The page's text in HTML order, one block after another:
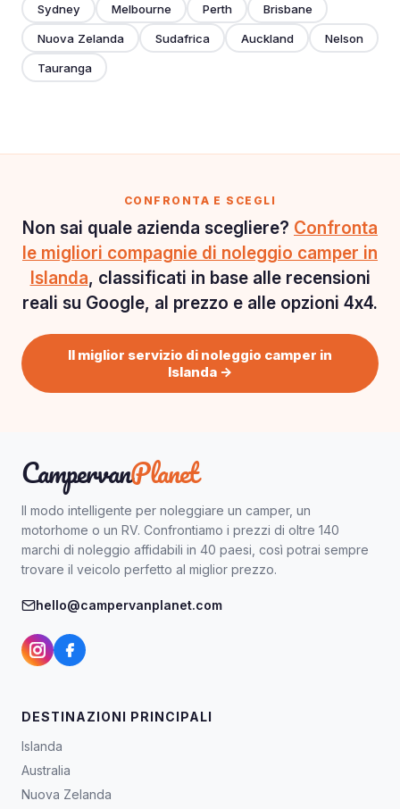
Sydney Melbourne Perth Brisbane
Nuova Zelanda Sudafrica Auckland Nelson
Tauranga
CONFRONTA E SCEGLI
Non sai quale azienda scegliere? Confronta
le migliori compagnie di noleggio camper in
Islanda, classificati in base alle recensioni
reali su Google, al prezzo e alle opzioni 4x4.
Il miglior servizio di noleggio camper in
Islanda →
CampervanPlanet
Il modo intelligente per noleggiare un camper, un
motorhome o un RV. Confrontiamo i prezzi di oltre 140
marchi di noleggio affidabili in 40 paesi, così potrai sempre
trovare il veicolo perfetto al miglior prezzo.
hello@campervanplanet.com
DESTINAZIONI PRINCIPALI
Islanda
Australia
Nuova Zelanda